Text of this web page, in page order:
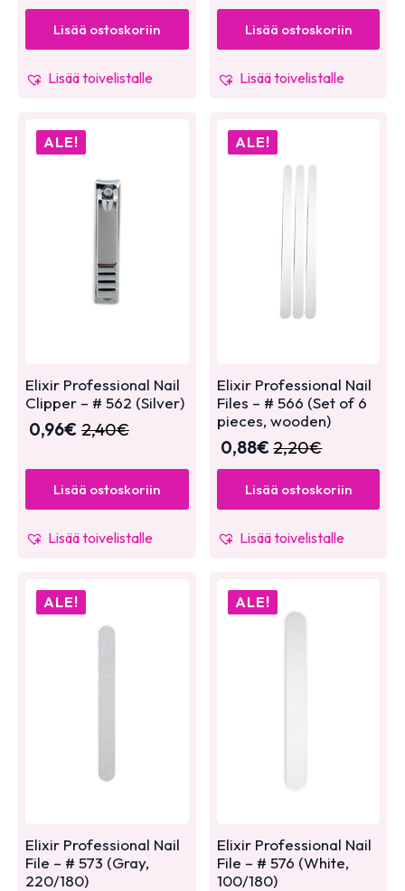
Lisää ostoskoriin
Lisää toivelistalle
Lisää ostoskoriin
Lisää toivelistalle
ALE!
Elixir Professional Nail
Clipper – # 562 (Silver)
2,40€
0,96€
Lisää ostoskoriin
Lisää toivelistalle
ALE!
Elixir Professional Nail
Files – # 566 (Set of 6
pieces, wooden)
2,20€
0,88€
Lisää ostoskoriin
Lisää toivelistalle
ALE!
Elixir Professional Nail
File – # 573 (Gray,
220/180)
ALE!
Elixir Professional Nail
File – # 576 (White,
100/180)